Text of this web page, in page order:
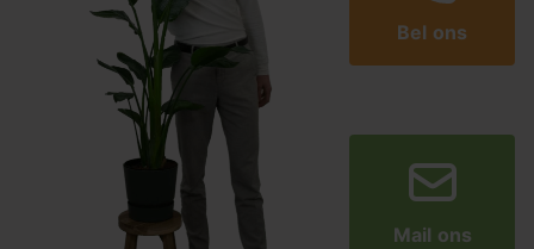
Bel ons
Mail ons